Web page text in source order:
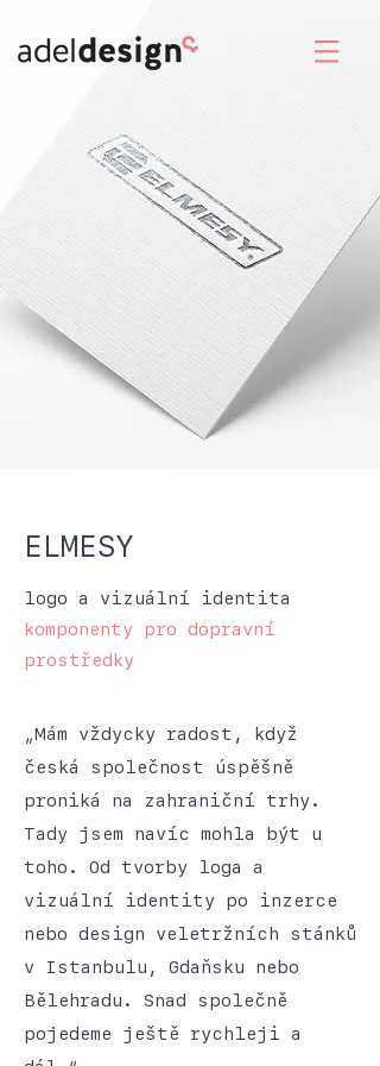
ELMESY
logo a vizuální identita
komponenty pro dopravní
prostředky
„Mám vždycky radost, když
česká společnost úspěšně
proniká na zahraniční trhy.
Tady jsem navíc mohla být u
toho. Od tvorby loga a
vizuální identity po inzerce
nebo design veletržních stánků
v Istanbulu, Gdaňsku nebo
Bělehradu. Snad společně
pojedeme ještě rychleji a